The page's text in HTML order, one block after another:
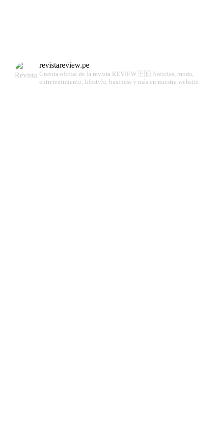
revistareview.pe
Cuenta oficial de la revista REVIEW 🇵🇪 Noticias, moda,
entretenimiento, lifestyle, business y más en nuestra website.